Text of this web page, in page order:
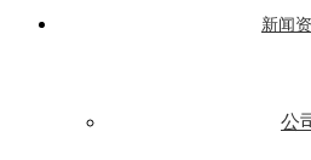
新闻
公